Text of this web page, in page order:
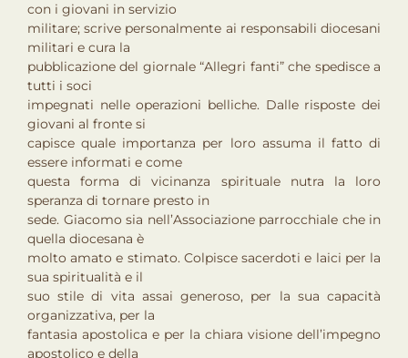
con i giovani in servizio
militare; scrive personalmente ai responsabili diocesani
militari e cura la
pubblicazione del giornale “Allegri fanti” che spedisce a
tutti i soci
impegnati nelle operazioni belliche. Dalle risposte dei
giovani al fronte si
capisce quale importanza per loro assuma il fatto di
essere informati e come
questa forma di vicinanza spirituale nutra la loro
speranza di tornare presto in
sede. Giacomo sia nell’Associazione parrocchiale che in
quella diocesana è
molto amato e stimato. Colpisce sacerdoti e laici per la
sua spiritualità e il
suo stile di vita assai generoso, per la sua capacità
organizzativa, per la
fantasia apostolica e per la chiara visione dell’impegno
apostolico e della